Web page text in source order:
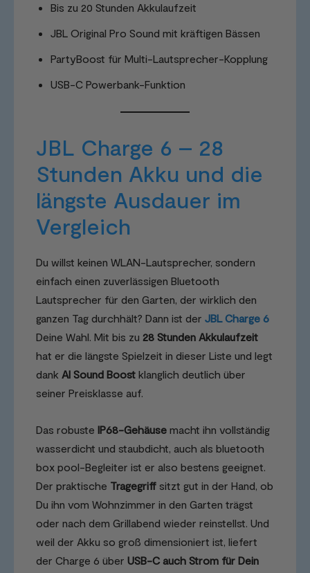
Bis zu 20 Stunden Akkulaufzeit
JBL Original Pro Sound mit kräftigen Bässen
PartyBoost für Multi-Lautsprecher-Kopplung
USB-C Powerbank-Funktion
JBL Charge 6 – 28
Stunden Akku und die
längste Ausdauer im
Vergleich
Du willst keinen WLAN-Lautsprecher, sondern
einfach einen zuverlässigen Bluetooth
Lautsprecher für den Garten, der wirklich den
ganzen Tag durchhält? Dann ist der JBL Charge 6
Deine Wahl. Mit bis zu 28 Stunden Akkulaufzeit
hat er die längste Spielzeit in dieser Liste und legt
dank AI Sound Boost klanglich deutlich über
seiner Preisklasse auf.
Das robuste IP68-Gehäuse macht ihn vollständig
wasserdicht und staubdicht, auch als bluetooth
box pool-Begleiter ist er also bestens geeignet.
Der praktische Tragegriff sitzt gut in der Hand, ob
Du ihn vom Wohnzimmer in den Garten trägst
oder nach dem Grillabend wieder reinstellst. Und
weil der Akku so groß dimensioniert ist, liefert
der Charge 6 über USB-C auch Strom für Dein